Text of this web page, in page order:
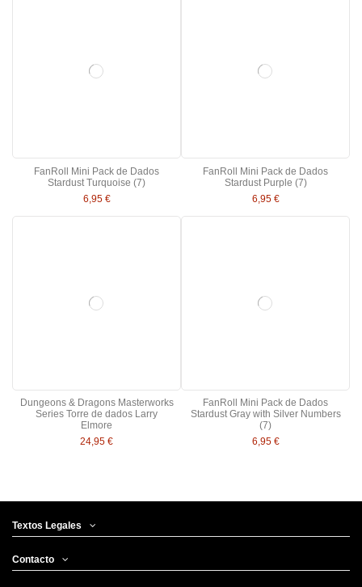
FanRoll Mini Pack de Dados
Stardust Turquoise (7)
6,95 €
FanRoll Mini Pack de Dados
Stardust Purple (7)
6,95 €
Dungeons & Dragons Masterworks
Series Torre de dados Larry
Elmore
24,95 €
FanRoll Mini Pack de Dados
Stardust Gray with Silver Numbers
(7)
6,95 €
Dados 20 caras 1
Otros
Set 7 dados
4
Textos Legales
Contacto